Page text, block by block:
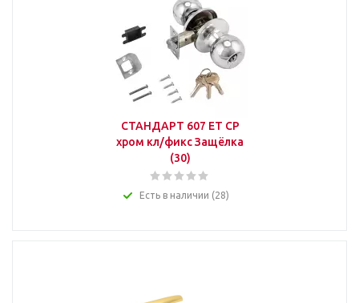
СТАНДАРТ 607 ET CP
хром кл/фикс Защёлка
(30)
Есть в наличии (28)